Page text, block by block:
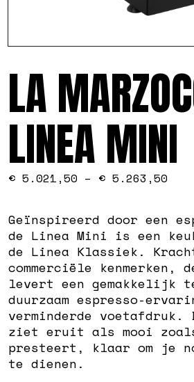
LA
LINEA MINI
€ 5.021,50 – € 5.263,50
Geïnspireerd door een
de Linea Mini is een
de Linea Klassiek.
commerciële kenmerken,
levert een gemakkelijk
duurzaam espresso-
verminderde voetafdruk.
ziet eruit als mooi
presteert, klaar om je
te dienen.